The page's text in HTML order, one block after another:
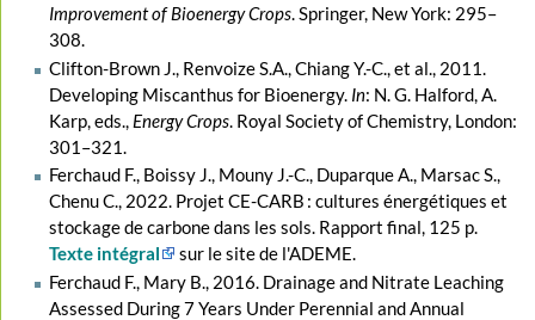
Improvement of Bioenergy Crops. Springer, New York: 295–
308.
Clifton-Brown J., Renvoize S.A., Chiang Y.-C., et al., 2011.
Developing Miscanthus for Bioenergy. In: N. G. Halford, A.
Karp, eds., Energy Crops. Royal Society of Chemistry, London:
301–321.
Ferchaud F., Boissy J., Mouny J.-C., Duparque A., Marsac S.,
Chenu C., 2022. Projet CE-CARB : cultures énergétiques et
stockage de carbone dans les sols. Rapport final, 125 p.
Texte intégral
sur le site de l'ADEME.
Ferchaud F., Mary B., 2016. Drainage and Nitrate Leaching
Assessed During 7 Years Under Perennial and Annual